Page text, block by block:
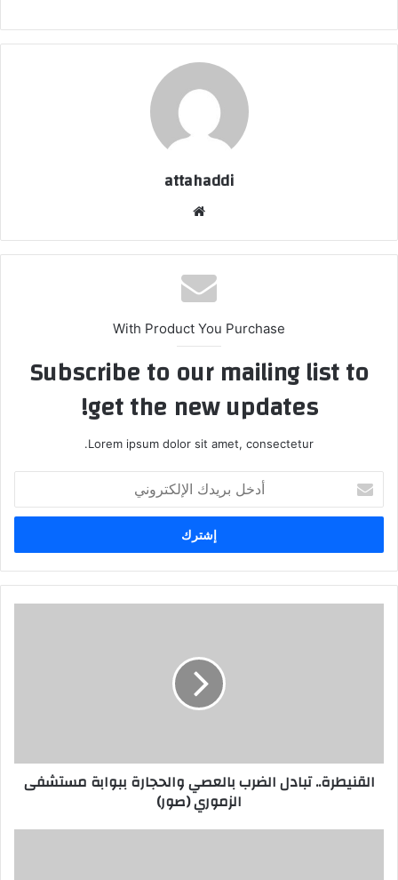
attahaddi
الوي
ب
With Product You Purchase
Subscribe to our mailing list to
get the new updates!
Lorem ipsum dolor sit amet, consectetur.
خ
ب
ر
ر
القنيطرة.. تبادل الضرب بالعصي والحجارة ببوابة مستشفى
الزموري (صور)